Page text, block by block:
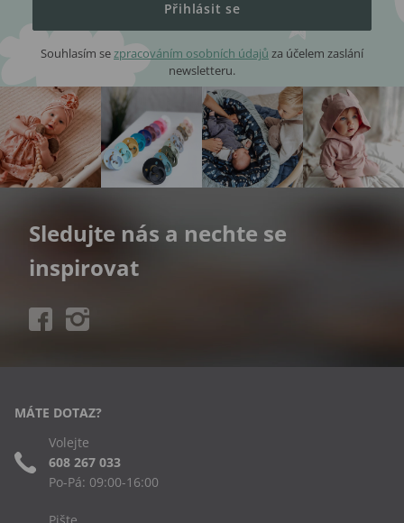
Přihlásit se
Souhlasím se zpracováním osobních údajů za účelem zaslání
newsletteru.
Sledujte nás a nechte se
inspirovat
MÁTE DOTAZ?
Volejte
608 267 033
Po-Pá: 09:00-16:00
Pište